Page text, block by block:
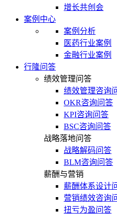
增长共创会
案例中心
案例分析
医药行业案例
金融行业案例
行隆问答
绩效管理问答
绩效管理咨询
OKR咨询问答
KPI咨询问答
BSC咨询问答
战略落地问答
战略解码问答
BLM咨询问答
薪酬与营销
薪酬体系设计
营销绩效咨询
扭亏为盈问答